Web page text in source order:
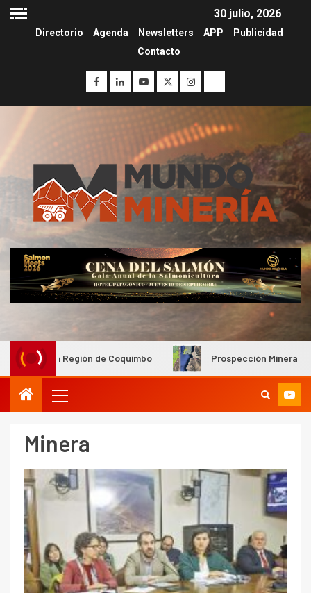
30 julio, 2026
Directorio Agenda Newsletters APP
Publicidad
Contacto
Prospección Minera Ternera Fase II obtiene
Minera